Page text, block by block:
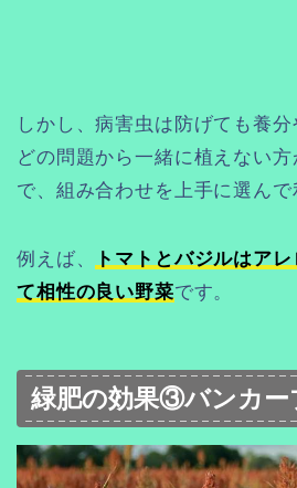
しかし、病害虫は防げても養
どの問題から一緒に植えない
で、組み合わせを上手に選んで
例えば、
トマトとバジルはア
て相性の良い野菜です。
緑肥の効果③バンカー